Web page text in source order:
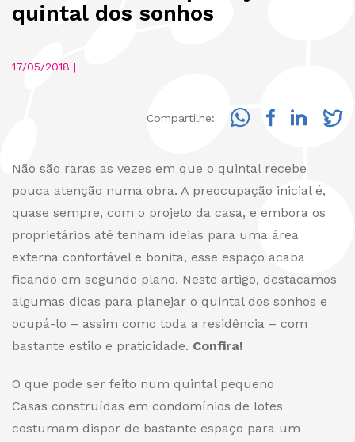
quintal dos sonhos
17/05/2018 |
Compartilhe:
Não são raras as vezes em que o quintal recebe
pouca atenção numa obra. A preocupação inicial é,
quase sempre, com o projeto da casa, e embora os
proprietários até tenham ideias para uma área
externa confortável e bonita, esse espaço acaba
ficando em segundo plano. Neste artigo, destacamos
algumas dicas para planejar o quintal dos sonhos e
ocupá-lo – assim como toda a residência – com
bastante estilo e praticidade. Confira!
O que pode ser feito num quintal pequeno
Casas construídas em condomínios de lotes
costumam dispor de bastante espaço para um